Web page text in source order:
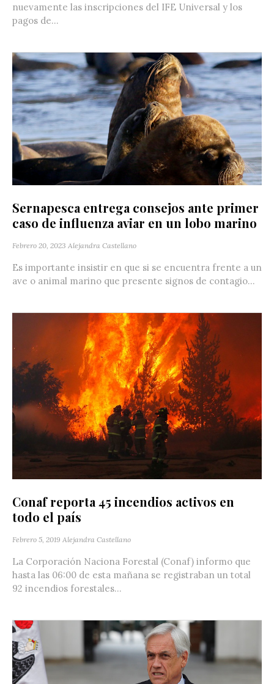
nuevamente las inscripciones del IFE Universal y los
pagos de...
Sernapesca entrega consejos ante primer
caso de influenza aviar en un lobo marino
Febrero 20, 2023 Alejandra Castellano
Es importante insistir en que si se encuentra frente a un
ave o animal marino que presente signos de contagio...
Conaf reporta 45 incendios activos en
todo el país
Febrero 5, 2019 Alejandra Castellano
La Corporación Naciona Forestal (Conaf) informo que
hasta las 06:00 de esta mañana se registraban un total
92 incendios forestales...